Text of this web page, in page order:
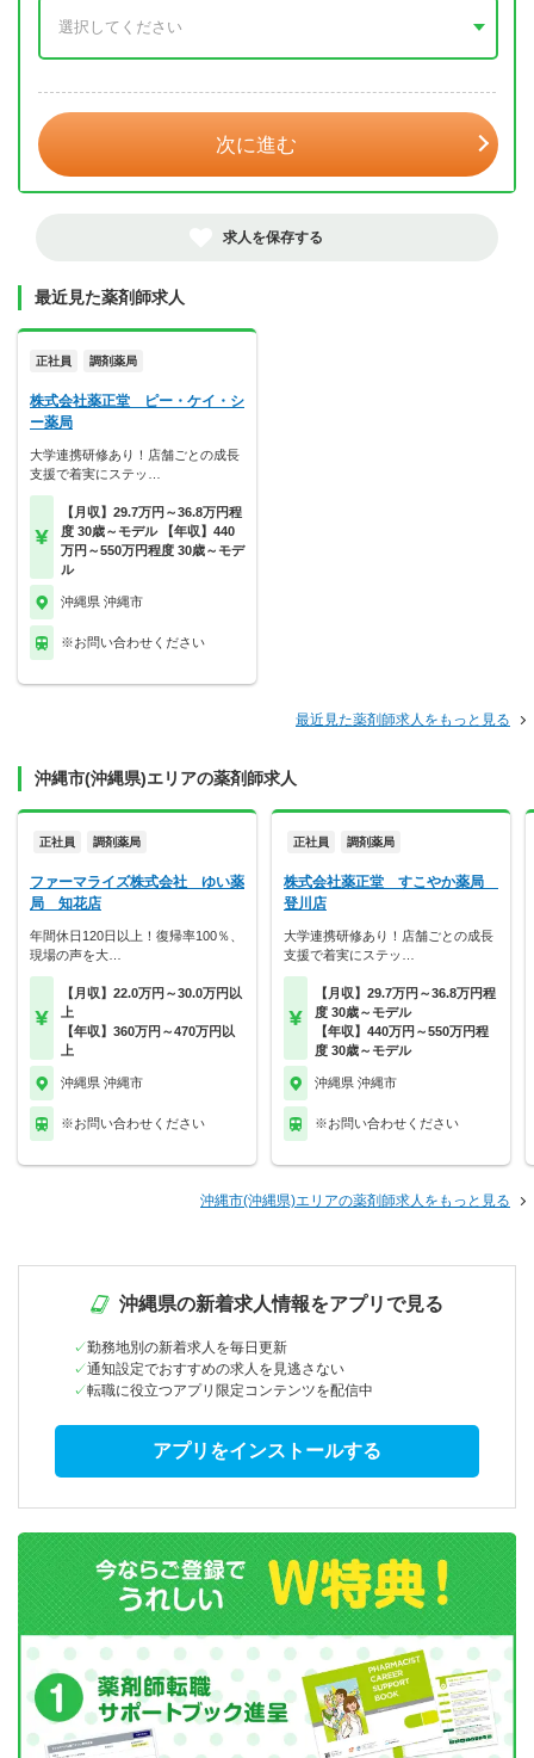
次に進む
求人を保存する
最近見た薬剤師求人
正社員 調剤薬局
株式会社薬正堂 ピー・ケイ・シ
ー薬局
大学連携研修あり！店舗ごとの成長
支援で着実にステッ…
【月収】29.7万円～36.8万円程
度 30歳～モデル 【年収】440
万円～550万円程度 30歳～モデ
ル
沖縄県 沖縄市
※お問い合わせください
最近見た薬剤師求人をもっと見る
沖縄市(沖縄県)エリアの薬剤師求人
正社員 調剤薬局
ファーマライズ株式会社 ゆい薬
局 知花店
年間休日120日以上！復帰率100％、
現場の声を大…
【月収】22.0万円～30.0万円以
上
【年収】360万円～470万円以
上
沖縄県 沖縄市
※お問い合わせください
正社員 調剤薬局
株式会社薬正堂 すこやか薬局
登川店
大学連携研修あり！店舗ごとの成長
支援で着実にステッ…
【月収】29.7万円～36.8万円程
度 30歳～モデル
【年収】440万円～550万円程
度 30歳～モデル
沖縄県 沖縄市
※お問い合わせください
沖縄市(沖縄県)エリアの薬剤師求人をもっと見る
沖縄県の新着求人情報をアプリで見る
勤務地別の新着求人を毎日更新
通知設定でおすすめの求人を見逃さない
転職に役立つアプリ限定コンテンツを配信中
アプリをインストールする